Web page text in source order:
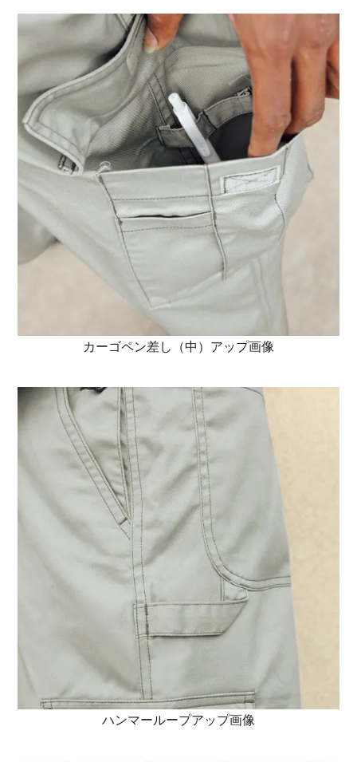
カーゴペン差し（中）アップ画像
ハンマーループアップ画像